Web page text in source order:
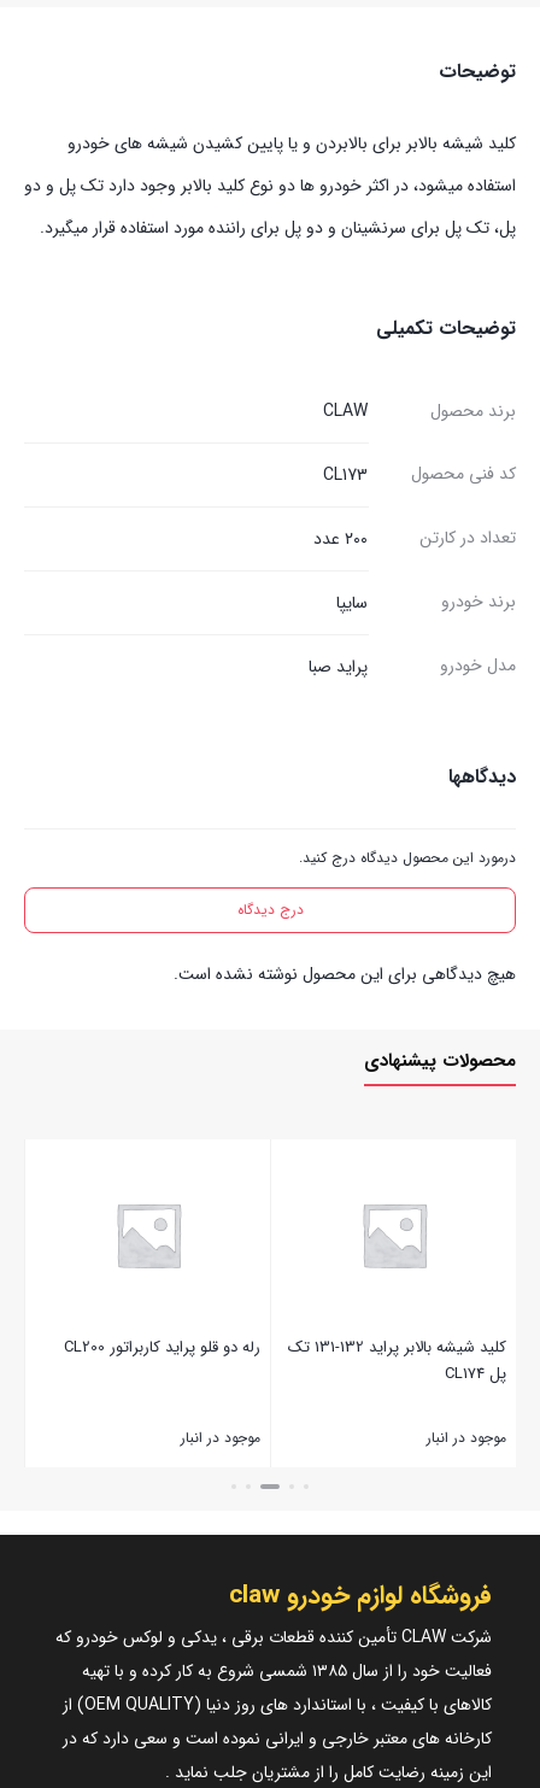
توضیحات
کلید شیشه بالابر برای بالابردن و یا پایین کشیدن شیشه های خودرو
استفاده میشود، در اکثر خودرو ها دو نوع کلید بالابر وجود دارد تک پل و دو
پل، تک پل برای سرنشینان و دو پل برای راننده مورد استفاده قرار میگیرد.
توضیحات تکمیلی
برند محصول CLAW
کد فنی محصول CL173
تعداد در کارتن ۲۰۰ عدد
برند خودرو سایپا
مدل خودرو پراید صبا
دیدگاهها
درمورد این محصول دیدگاه درج کنید.
درج دیدگاه
هیچ دیدگاهی برای این محصول نوشته نشده است.
محصولات پیشنهادی
کلید شیشه بالابر پراید 132-131 تک
پل CL174
موجود در انبار
رله دو قلو پراید کاربراتور CL200
موجود در انبار
بستن
فروشگاه لوازم خودرو claw
شرکت CLAW تأمین کننده قطعات برقی ، یدکی و لوکس خودرو که
فعالیت خود را از سال ۱۳۸۵ شمسی شروع به کار کرده و با تهیه
کالاهای با کیفیت ، با استاندارد های روز دنیا (OEM QUALITY) از
کارخانه های معتبر خارجی و ایرانی نموده است و سعی دارد که در
این زمینه رضایت کامل را از مشتریان جلب نماید .